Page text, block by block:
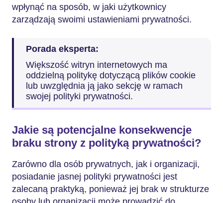
wpłynąć na sposób, w jaki użytkownicy
zarządzają swoimi ustawieniami prywatności.
Porada eksperta:
Większość witryn internetowych ma
oddzielną politykę dotyczącą plików cookie
lub uwzględnia ją jako sekcję w ramach
swojej polityki prywatności.
Jakie są potencjalne konsekwencje
braku strony z polityką prywatności?
Zarówno dla osób prywatnych, jak i organizacji,
posiadanie jasnej polityki prywatności jest
zalecaną praktyką, ponieważ jej brak w strukturze